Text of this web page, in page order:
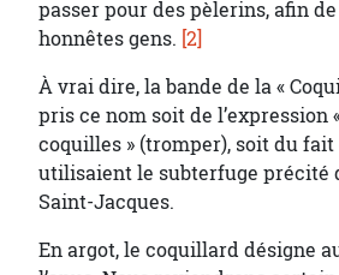
passer pour des pèlerins, afin
honnêtes gens. [2]
À vrai dire, la bande de la «
pris ce nom soit de l’expression
coquilles » (tromper), soit du fait
utilisaient le subterfuge précité
Saint-Jacques.
En argot, le coquillard désigne